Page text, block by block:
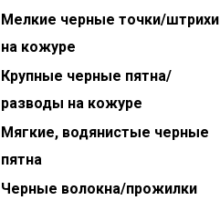
Мелкие черные точки/штрихи
на кожуре
Крупные черные пятна/
разводы на кожуре
Мягкие, водянистые черные
пятна
Черные волокна/прожилки